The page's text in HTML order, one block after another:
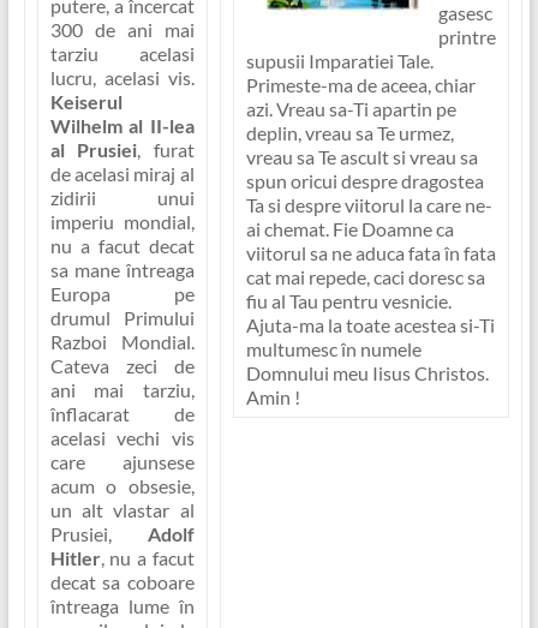
putere, a încercat
300 de ani mai
tarziu acelasi
lucru, acelasi vis.
Keiserul
Wilhelm al II-lea
al Prusiei, furat
de acelasi miraj al
zidirii unui
imperiu mondial,
nu a facut decat
sa mane întreaga
Europa pe
drumul Primului
Razboi Mondial.
Cateva zeci de
ani mai tarziu,
înflacarat de
acelasi vechi vis
care ajunsese
acum o obsesie,
un alt vlastar al
Prusiei, Adolf
Hitler, nu a facut
decat sa coboare
întreaga lume în
gasesc
printre
supusii Imparatiei Tale.
Primeste-ma de aceea, chiar
azi. Vreau sa-Ti apartin pe
deplin, vreau sa Te urmez,
vreau sa Te ascult si vreau sa
spun oricui despre dragostea
Ta si despre viitorul la care ne-
ai chemat. Fie Doamne ca
viitorul sa ne aduca fata în fata
cat mai repede, caci doresc sa
fiu al Tau pentru vesnicie.
Ajuta-ma la toate acestea si-Ti
multumesc în numele
Domnului meu Iisus Christos.
Amin !